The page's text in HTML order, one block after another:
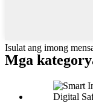
Isulat ang imong
Mga